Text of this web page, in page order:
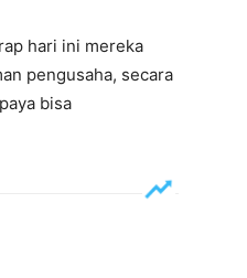
hari ini mereka
pengusaha, secara
bisa